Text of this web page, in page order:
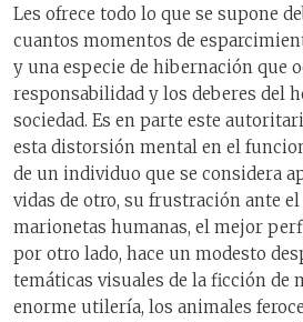
Les ofrece todo lo que se supone
cuantos momentos de
y una especie de hibernación que
responsabilidad y los deberes del
sociedad. Es en parte este
esta distorsión mental en el
de un individuo que se considera
vidas de otro, su frustración ante el
marionetas humanas, el mejor
por otro lado, hace un modesto
temáticas visuales de la ficción de
enorme utilería, los animales